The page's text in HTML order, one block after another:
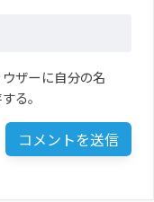
ザーに自分の名
る。